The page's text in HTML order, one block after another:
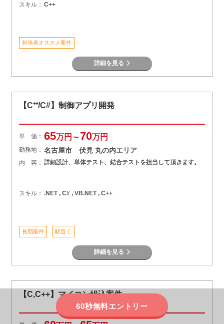
スキル： C++
担当者オススメ案件
詳細を見る
【C⁺⁺/C#】制御アプリ開発
単 価： 65万円～70万円
勤務地： 名古屋市 伏見 丸の内エリア
内 容： 詳細設計、単体テスト、結合テストを担当して頂きます。
スキル： .NET , C# , VB.NET , C++
長期案件 駅近く
詳細を見る
【C,C++】マイコン組込案件
60秒無料エントリー